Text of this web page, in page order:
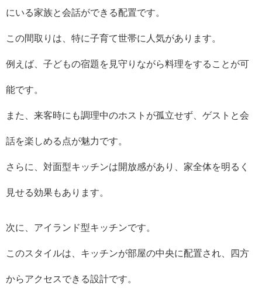
にいる家族と会話ができる配置です。
この間取りは、特に子育て世帯に人気があります。
例えば、子どもの宿題を見守りながら料理をすることが可
能です。
また、来客時にも調理中のホストが孤立せず、ゲストと会
話を楽しめる点が魅力です。
さらに、対面型キッチンは開放感があり、家全体を明るく
見せる効果もあります。
次に、アイランド型キッチンです。
このスタイルは、キッチンが部屋の中央に配置され、四方
からアクセスできる設計です。